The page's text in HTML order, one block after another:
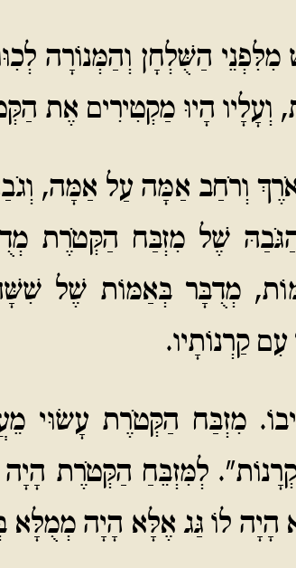
הַשֻּׁלְחָן וְהַמְּנוֹרָה
וְעָלָיו הָיוּ מַקְטִירִים אֶת
וְרֹחַב אַמָּה עַל אַמָּה,
שֶׁל מִזְבַּח הַקְּטֹרֶת
מְדֻבָּר בְּאַמּוֹת שֶׁל
קַרְנוֹתָיו.
מִזְבַּח הַקְּטֹרֶת עָשׂוּי
לְמִּזְבֵּחַ הַקְּטֹרֶת
הָיָה לוֹ גַּג אֶלָּא הָיָה מְמֻלָּא